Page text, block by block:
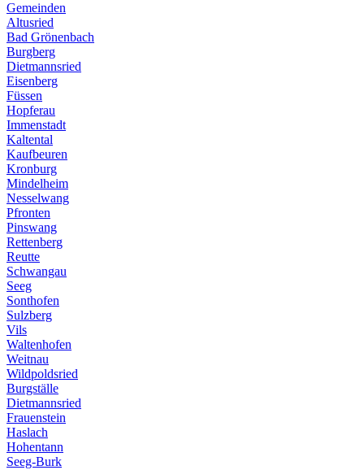
Gemeinden
Altusried
Bad Grönenbach
Burgberg
Dietmannsried
Eisenberg
Füssen
Hopferau
Immenstadt
Kaltental
Kaufbeuren
Kronburg
Mindelheim
Nesselwang
Pfronten
Pinswang
Rettenberg
Reutte
Schwangau
Seeg
Sonthofen
Sulzberg
Vils
Waltenhofen
Weitnau
Wildpoldsried
Burgställe
Dietmannsried
Frauenstein
Haslach
Hohentann
Seeg-Burk